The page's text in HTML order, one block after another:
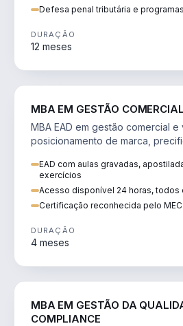
Defesa penal tributária e
DURAÇÃO
12 meses
MBA EM GESTÃO
MBA EAD em gestão comercial e
posicionamento de marca,
EAD com aulas gravadas,
exercícios
Acesso disponível 24 horas, todos
Certificação reconhecida pelo MEC
DURAÇÃO
4 meses
MBA EM GESTÃO DA
COMPLIANCE